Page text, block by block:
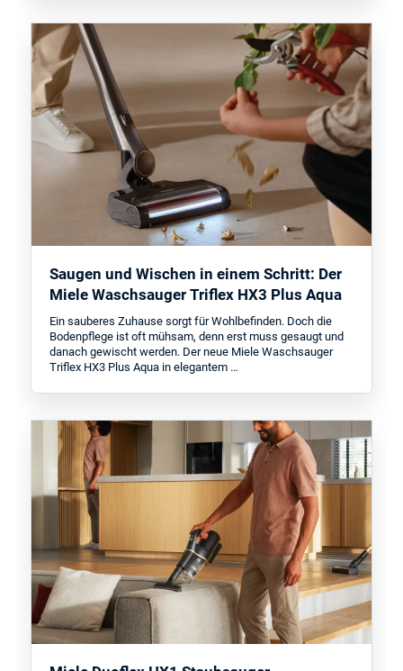
Saugen und Wischen in einem Schritt: Der
Miele Waschsauger Triflex HX3 Plus Aqua
Ein sauberes Zuhause sorgt für Wohlbefinden. Doch die
Bodenpflege ist oft mühsam, denn erst muss gesaugt und
danach gewischt werden. Der neue Miele Waschsauger
Triflex HX3 Plus Aqua in elegantem …